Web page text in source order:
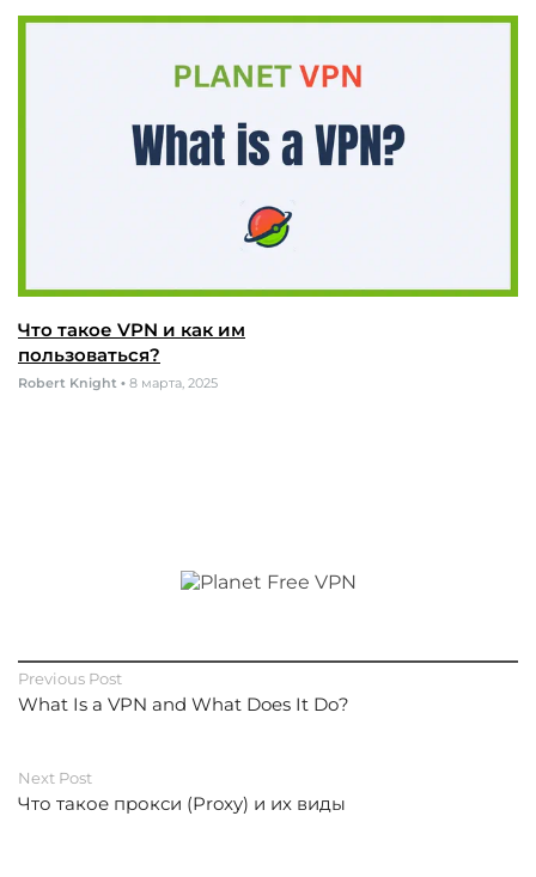
Что такое VPN и как им
пользоваться?
Robert Knight • 8 марта, 2025
Previous Post
What Is a VPN and What Does It Do?
Next Post
Что такое прокси (Proxy) и их виды